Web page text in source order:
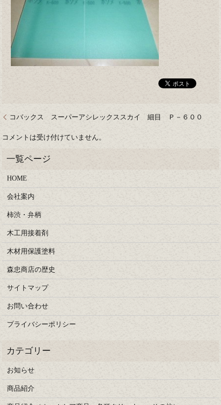
コバックス スーパーアシレックススカイ 細目 Ｐ－６００
コメントは受け付けていません。
HOME
会社案内
柿渋・弁柄
木工用接着剤
木材用保護塗料
森忠商店の歴史
サイトマップ
お問い合わせ
プライバシーポリシー
お知らせ
商品紹介